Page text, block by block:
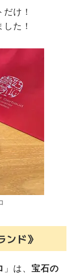
け！
た！
ンド》
」は、宝石の